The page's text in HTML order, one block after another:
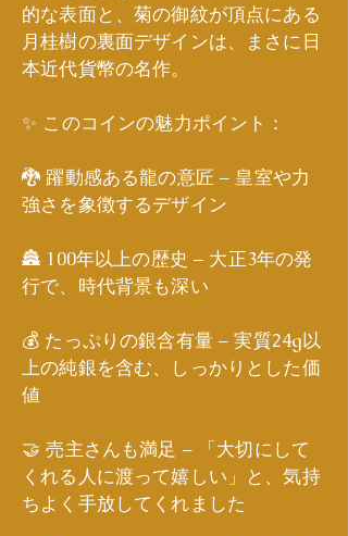
的な表面と、菊の御紋が頂点にある
月桂樹の裏面デザインは、まさに日
本近代貨幣の名作。
✨ このコインの魅力ポイント：
🐉 躍動感ある龍の意匠 – 皇室や力
強さを象徴するデザイン
🏯 100年以上の歴史 – 大正3年の発
行で、時代背景も深い
💰 たっぷりの銀含有量 – 実質24g以
上の純銀を含む、しっかりとした価
値
🤝 売主さんも満足 – 「大切にして
くれる人に渡って嬉しい」と、気持
ちよく手放してくれました